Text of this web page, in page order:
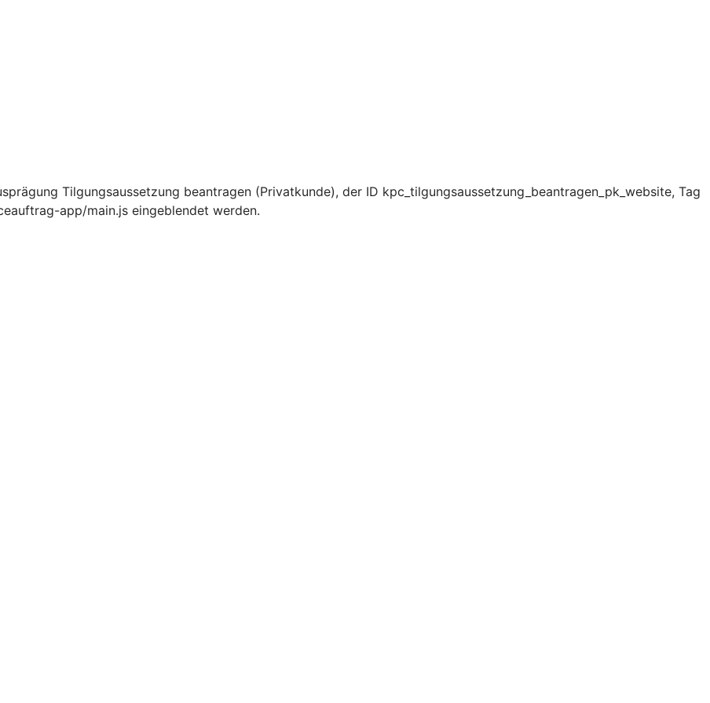
Tilgungsaussetzung beantragen (Privatkunde), der ID kpc_tilgungsaussetzung_beantragen_pk_website, Tag
app/main.js eingeblendet werden.